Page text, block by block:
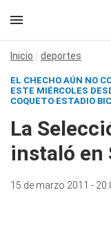
Inicio deportes
EL CHECHO AÚN NO
ESTE MIÉRCOLES
COQUETO ESTADIO
La
instaló en
15 de marzo 2011 -